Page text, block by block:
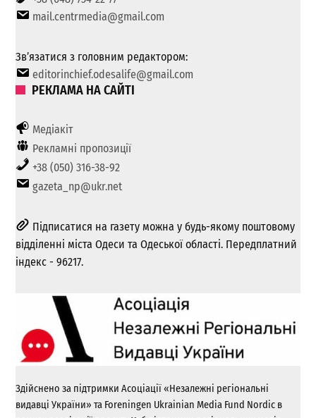
mail.centrmedia@gmail.com
Зв’язатися з головним редактором:
editorinchief.odesalife@gmail.com
РЕКЛАМА НА САЙТІ
Медіакіт
Рекламні пропозиції
+38 (050) 316-38-92
gazeta_np@ukr.net
Підписатися на газету можна у будь-якому поштовому
відділенні міста Одеси та Одеської області. Передплатний
індекс - 96217.
Здійснено за підтримки Асоціації «Незалежні регіональні
видавці України» та Foreningen Ukrainian Media Fund Nordic в